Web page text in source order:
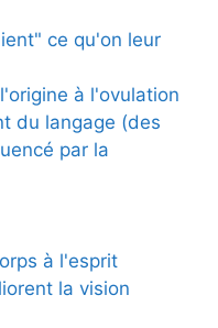
ce qu'on leur
à l'ovulation
du langage (des
par la
à l'esprit
la vision